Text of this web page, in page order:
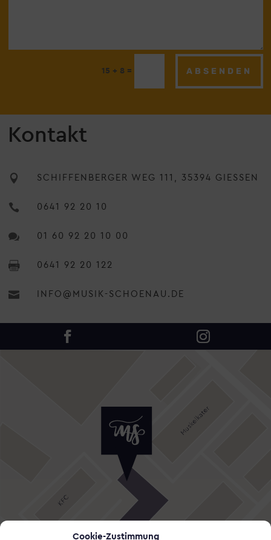
Cookie-Zustimmung
15 + 8= ABSENDEN
Kontakt
 SCHIFFENBERGER WEG 111, 35394 GIESSEN
 0641 92 20 10
 01 60 92 20 10 00
 0641 92 20 122
 INFO@MUSIK-SCHOENAU.DE